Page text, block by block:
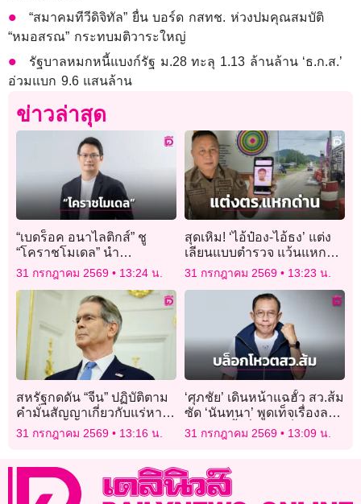
“สมาคมทีวีดิจิทัล” ยื่น บอร์ด กสทช. ห่วงปมคุณสมบัติ
“หมอสรณ” กระทบมติวาระใหญ่
รัฐบาลหมกหนี้แบงก์รัฐ ม.28 ทะลุ 1.13 ล้านล้าน ‘ธ.ก.ส.’
อ่วมแบก 9.6 แสนล้าน
ข่าวล่าสุด
“เบดร็อค อนาไลติกส์” ชู
“โคราชโมเดล” นำ
แพลตฟอร์ม AI พลิกโฉม
เทศบาลนครนครราชสีมา สู่
ต้นแบบ Smart City
31 กรกฎาคม 2569 13:24 น.
สุดเหิม! ‘ไอ้ป๋อง-ไอ้ธง’ แต่ง
เลียนแบบตำรวจ แว้นแหก
ด่าน คาดมุ่งหน้าสระแก้ว
31 กรกฎาคม 2569 13:23 น.
สหรัฐกดดัน “จีน” ปฏิบัติตาม
คำมั่นสัญญาเกี่ยวกับแร่หา
ยาก-ผลิตภัณฑ์เกษตร
31 กรกฎาคม 2569 13:16 น.
‘ศุภชัย’ เดินหน้าแฉฮั้ว สว.ส้ม
ซัด ‘นันทนา’ พูดเท็จเรื่องลง
เช่าห้องทั้งที่มีใบเสร็จ
31 กรกฎาคม 2569 13:09 น.